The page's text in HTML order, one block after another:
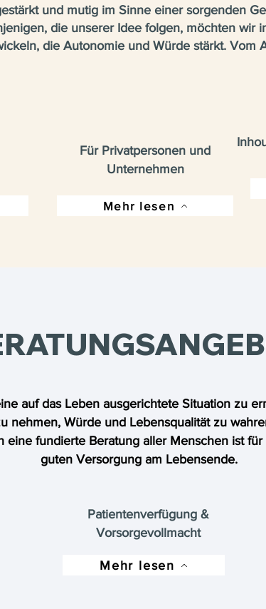
und mutig im Sinne einer sorgenden
die unserer Idee folgen, möchten wir
die Autonomie und Würde stärkt. Vom
Für Privatpersonen und
Unternehmen
Mehr lesen
auf das Leben ausgerichtete Situation zu
nehmen, Würde und Lebensqualität zu
eine fundierte Beratung aller Menschen ist für
guten Versorgung am Lebensende.
Patientenverfügung &
Vorsorgevollmacht
Mehr lesen